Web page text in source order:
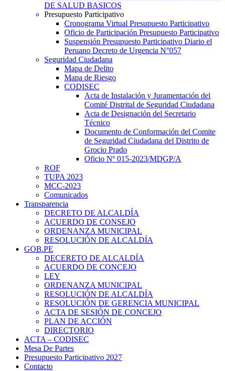
DE SALUD BASICOS
Presupuesto Participativo
Cronograma Virtual Presupuesto Participativo
Oficio de Participación Presupuesto Participativo
Suspensión Presupuesto Participativo Diario el
Peruano Decreto de Urgencia N°057
Seguridad Ciudadana
Mapa de Delito
Mapa de Riesgo
CODISEC
Acta de Instalación y Juramentación del
Comité Distrital de Seguridad Ciudadana
Acta de Designación del Secretario
Técnico
Documento de Conformación del Comite
de Seguridad Ciudadana del Distrito de
Grocio Prado
Oficio Nº 015-2023/MDGP/A
ROF
TUPA 2023
MCC-2023
Comunicados
Transparencia
DECRETO DE ALCALDÍA
ACUERDO DE CONSEJO
ORDENANZA MUNICIPAL
RESOLUCIÓN DE ALCALDÍA
GOB.PE
DECERETO DE ALCALDÍA
ACUERDO DE CONCEJO
LEY
ORDENANZA MUNICIPAL
RESOLUCIÓN DE ALCALDÍA
RESOLUCIÓN DE GERENCIA MUNICIPAL
ACTA DE SESIÓN DE CONCEJO
PLAN DE ACCIÓN
DIRECTORIO
ACTA – CODISEC
Mesa De Partes
Presupuesto Participativo 2027
Contacto